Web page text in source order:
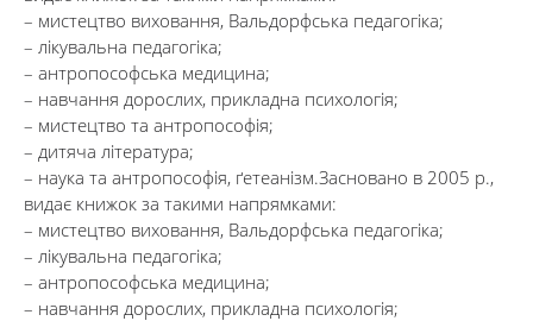
– мистецтво виховання, Вальдорфська педагогіка;
– лікувальна педагогіка;
– антропософська медицина;
– навчання дорослих, прикладна психологія;
– мистецтво та антропософія;
– дитяча література;
– наука та антропософія, ґетеанізм.Засновано в 2005 р.,
видає книжок за такими напрямками:
– мистецтво виховання, Вальдорфська педагогіка;
– лікувальна педагогіка;
– антропософська медицина;
– навчання дорослих, прикладна психологія;